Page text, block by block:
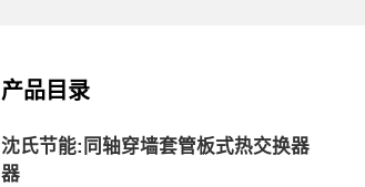
产品目录
沈氏节能:同轴穿墙套管板式热交换器
器